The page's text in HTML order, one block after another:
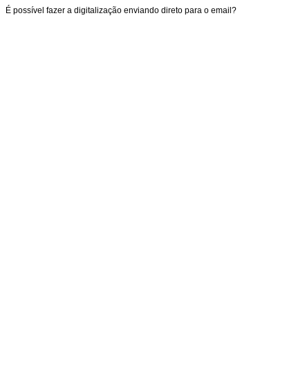
É possível fazer a digitalização enviando direto para o email?